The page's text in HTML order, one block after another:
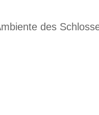
des